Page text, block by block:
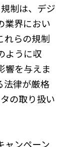
制は、デジ
業界におい
れらの規制
ように収
響を与えま
法律が厳格
の取り扱い
ャンペーン